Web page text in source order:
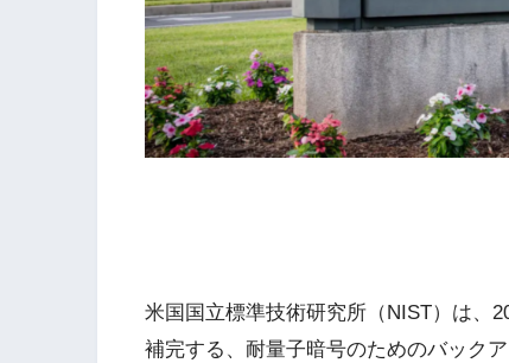
米国国立標準技術研究所（NIST）は、
補完する、耐量子暗号のためのバック